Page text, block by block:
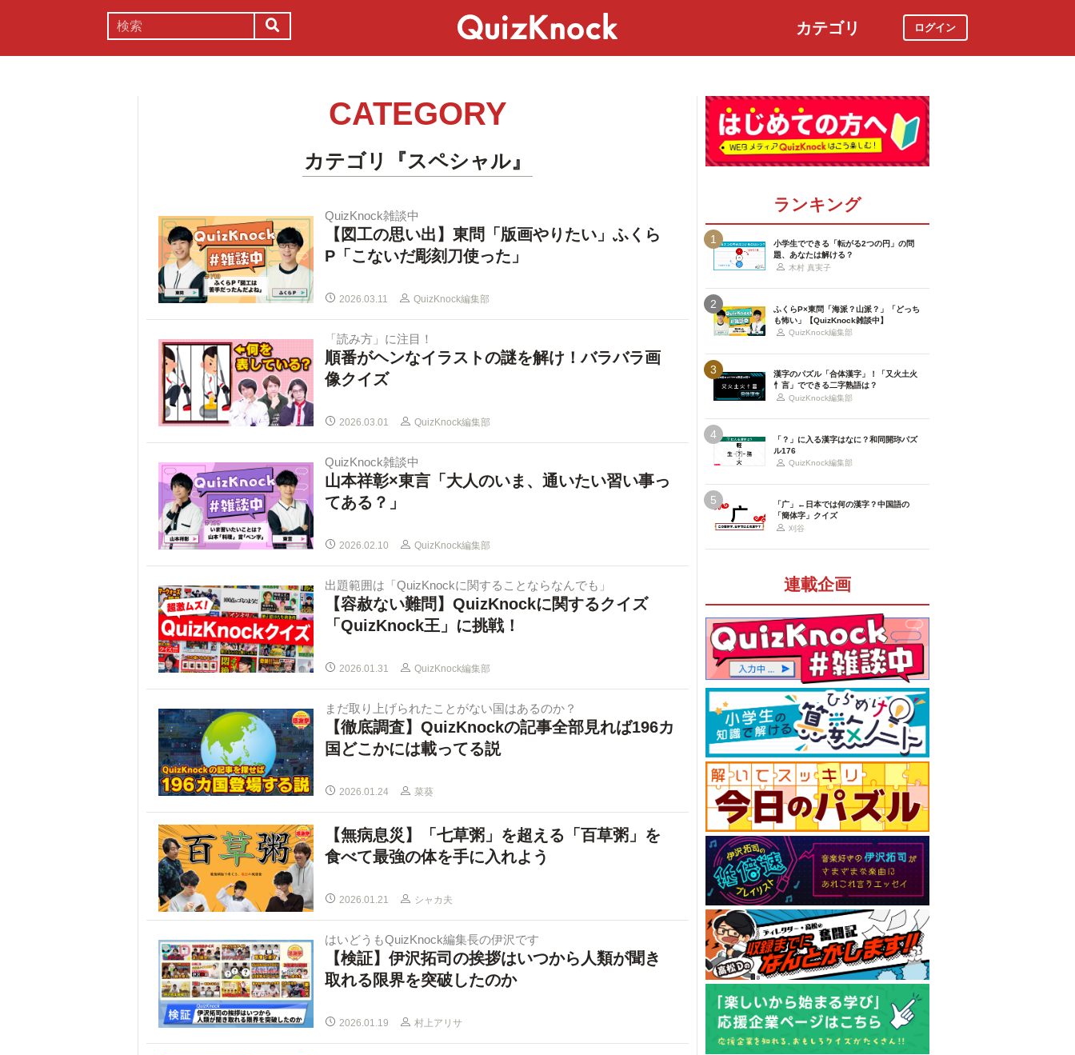
カテゴリ ログイン
CATEGORY
カテゴリ『スペシャル』
QuizKnock雑談中
【図工の思い出】東問「版画やりたい」ふくら
P「こないだ彫刻刀使った」
2026.03.11 QuizKnock編集部
「読み方」に注目！
順番がヘンなイラストの謎を解け！バラバラ画
像クイズ
2026.03.01 QuizKnock編集部
QuizKnock雑談中
山本祥彰×東言「大人のいま、通いたい習い事っ
てある？」
2026.02.10 QuizKnock編集部
出題範囲は「QuizKnockに関することならなんでも」
【容赦ない難問】QuizKnockに関するクイズ
「QuizKnock王」に挑戦！
2026.01.31 QuizKnock編集部
まだ取り上げられたことがない国はあるのか？
【徹底調査】QuizKnockの記事全部見れば196カ
国どこかには載ってる説
2026.01.24 菜葵
【無病息災】「七草粥」を超える「百草粥」を
食べて最強の体を手に入れよう
2026.01.21 シャカ夫
はいどうもQuizKnock編集長の伊沢です
【検証】伊沢拓司の挨拶はいつから人類が聞き
取れる限界を突破したのか
2026.01.19 村上アリサ
ランキング
1
小学生でできる「転がる2つの円」の問
題、あなたは解ける？
木村 真実子
2
ふくらP×東問「海派？山派？」「どっち
も怖い」【QuizKnock雑談中】
QuizKnock編集部
3
漢字のパズル「合体漢字」！「又火土火
忄言」でできる二字熟語は？
QuizKnock編集部
4
「？」に入る漢字はなに？和同開珎パズ
ル176
QuizKnock編集部
5
「广」←日本では何の漢字？中国語の
「簡体字」クイズ
刈谷
連載企画